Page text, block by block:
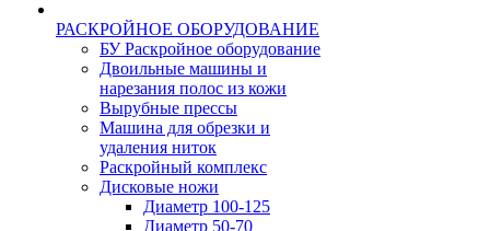
РАСКРОЙНОЕ ОБОРУДОВАНИЕ
БУ Раскройное оборудование
Двоильные машины и
нарезания полос из кожи
Вырубные прессы
Машина для обрезки и
удаления ниток
Раскройный комплекс
Дисковые ножи
Диаметр 100-125
Диаметр 50-70